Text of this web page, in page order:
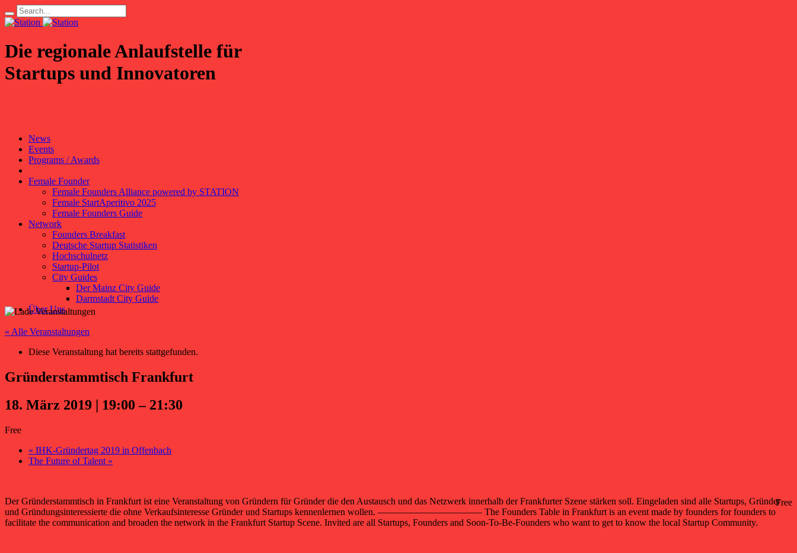
Die regionale Anlaufstelle für
Startups und Innovatoren
News
Events
Programs / Awards
Female Founder
Female Founders Alliance powered by STATION
Female StartAperitivo 2025
Female Founders Guide
Network
Founders Breakfast
Deutsche Startup Statistiken
Hochschulnetz
Startup-Pilot
City Guides
Der Mainz City Guide
Darmstadt City Guide
Über Uns
« Alle Veranstaltungen
Diese Veranstaltung hat bereits stattgefunden.
Gründerstammtisch Frankfurt
18. März 2019 | 19:00 – 21:30
Free
« IHK-Gründertag 2019 in Offenbach
The Future of Talent »
Der Gründerstammtisch in Frankfurt ist eine Veranstaltung von Gründern für Gründer die den Austausch und das Netzwerk innerhalb der Frankfurter Szene stärken soll. Eingeladen sind alle Startups, Gründer
und Gründungsinteressierte die ohne Verkaufsinteresse Gründer und Startups kennenlernen wollen. ——————————— The Founders Table in Frankfurt is an event made by founders for founders to
facilitate the communication and broaden the network in the Frankfurt Startup Scene. Invited are all Startups, Founders and Soon-To-Be-Founders who want to get to know the local Startup Community.
Free